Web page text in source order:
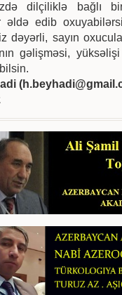
dilçiliklə bağlı
əldə edib
dəyərli, sayın
gəlişməsi,
(